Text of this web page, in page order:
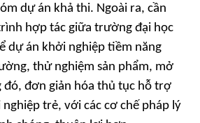
dự án khả thi. Ngoài ra, cần
hợp tác giữa trường đại học
dự án khởi nghiệp tiềm năng
thử nghiệm sản phẩm, mở
đó, đơn giản hóa thủ tục hỗ trợ
trẻ, với các cơ chế pháp lý